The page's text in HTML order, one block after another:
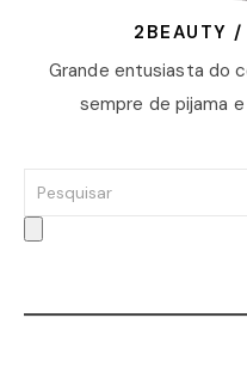
2BEAUTY
Grande entusiasta do
sempre de pijama